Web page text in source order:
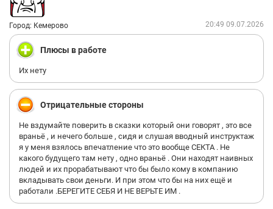
Город: Кемерово 20:49 09.07.2026
Плюсы в работе
Их нету
Отрицательные стороны
Не вздумайте поверить в сказки который они говорят , это все
враньё , и нечего больше , сидя и слушая вводный инструктаж
я у меня взялось впечатление что это вообще СЕКТА . Не
какого будущего там нету , одно враньё . Они находят наивных
людей и их прорабатывают что бы было кому в компанию
вкладывать свои деньги. И при этом что бы на них ещё и
работали .БЕРЕГИТЕ СЕБЯ И НЕ ВЕРЬТЕ ИМ .